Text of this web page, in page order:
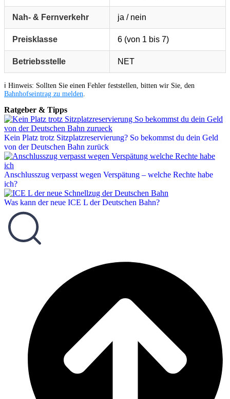
Nah- & Fernverkehr ja / nein
Preisklasse 6 (von 1 bis 7)
Betriebsstelle NET
ℹ️ Hinweis: Sollten Sie einen Fehler feststellen, bitten wir Sie, den
Bahnhofseintrag zu melden
Ratgeber & Tipps
Kein Platz trotz Sitzplatzreservierung? So bekommst du dein Geld
von der Deutschen Bahn zurück
Anschlusszug verpasst wegen Verspätung – welche Rechte habe
ich?
Was kann der neue ICE L der Deutschen Bahn?